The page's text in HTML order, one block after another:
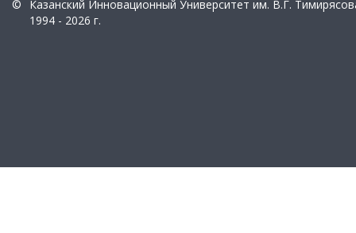
©
Казанский Инновационный Университет им. В.Г.
1994 - 2026 г.